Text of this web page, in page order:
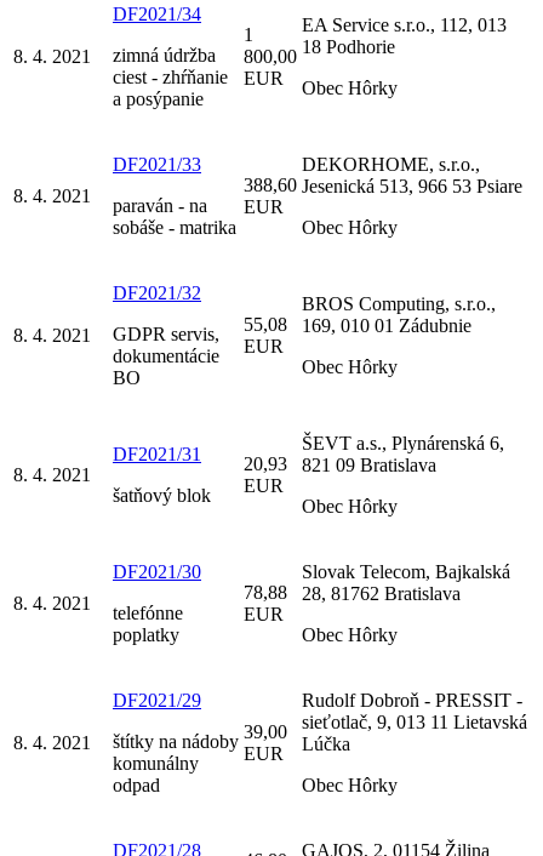
8. 4. 2021
DF2021/34
zimná údržba
ciest - zhŕňanie
a posýpanie
1
800,00
EUR
EA Service s.r.o., 112, 013
18 Podhorie
Obec Hôrky
8. 4. 2021
DF2021/33
paraván - na
sobáše - matrika
388,60
EUR
DEKORHOME, s.r.o.,
Jesenická 513, 966 53 Psiare
Obec Hôrky
8. 4. 2021
DF2021/32
GDPR servis,
dokumentácie
BO
55,08
EUR
BROS Computing, s.r.o.,
169, 010 01 Zádubnie
Obec Hôrky
8. 4. 2021
DF2021/31
šatňový blok
20,93
EUR
ŠEVT a.s., Plynárenská 6,
821 09 Bratislava
Obec Hôrky
8. 4. 2021
DF2021/30
telefónne
poplatky
78,88
EUR
Slovak Telecom, Bajkalská
28, 81762 Bratislava
Obec Hôrky
8. 4. 2021
DF2021/29
štítky na nádoby
komunálny
odpad
39,00
EUR
Rudolf Dobroň - PRESSIT -
sieťotlač, 9, 013 11 Lietavská
Lúčka
Obec Hôrky
DF2021/28
GAJOS, 2, 01154 Žilina